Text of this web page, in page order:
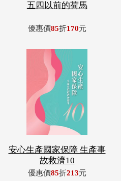
五四以前的荷馬
優惠價85折170元
安心生產國家保障 生產事
故救濟10
優惠價85折213元